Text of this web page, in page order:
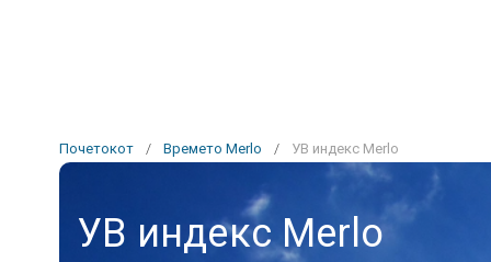
Почетокот / Времето Merlo / УВ индекс Merlo
УВ индекс Merlo